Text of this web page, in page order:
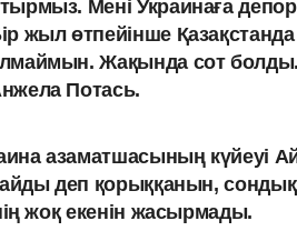
Мені Украинаға
жыл өтпейінше
Жақында сот
Потась.
азаматшасының күйеуі
деп қорыққанын,
жоқ екенін жасырмады.